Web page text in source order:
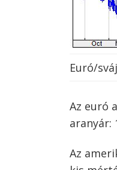
Euró/
Az euró
aranyár:
Az